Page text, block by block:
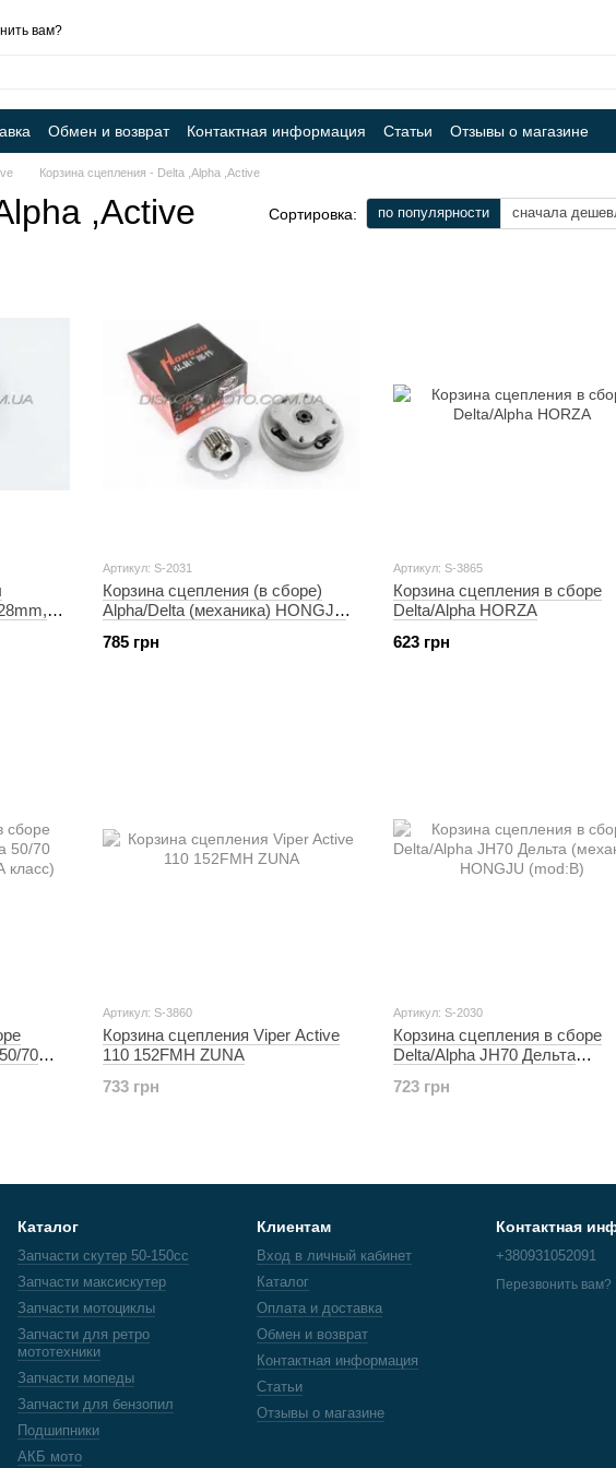
вам?
Обмен и возврат Контактная информация Статьи Отзывы о магазине
Корзина сцепления - Delta ,Alpha ,Active
,Active Сортировка: по популярности сначала
Артикул: S-2031
Корзина сцепления (в сборе)
Alpha/Delta (механика) HONGJU
785 грн
Артикул: S-3865
Корзина сцепления в сборе
Delta/Alpha HORZA
623 грн
70
Артикул: S-3860
Корзина сцепления Viper Active
110 152FMH ZUNA
733 грн
Артикул: S-2030
Корзина сцепления в сборе
Delta/Alpha JH70 Дельта
723 грн
Каталог
Запчасти скутер 50-150cc
Запчасти максискутер
Запчасти мотоциклы
Запчасти для ретро
мототехники
Запчасти мопеды
Запчасти для бензопил
Подшипники
АКБ мото
Клиентам
Вход в личный кабинет
Каталог
Оплата и доставка
Обмен и возврат
Контактная информация
Статьи
Отзывы о магазине
Контактная
+380931052091
Перезвонить вам?